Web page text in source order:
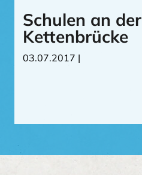
Schulen an der
Kettenbrücke
03.07.2017 |